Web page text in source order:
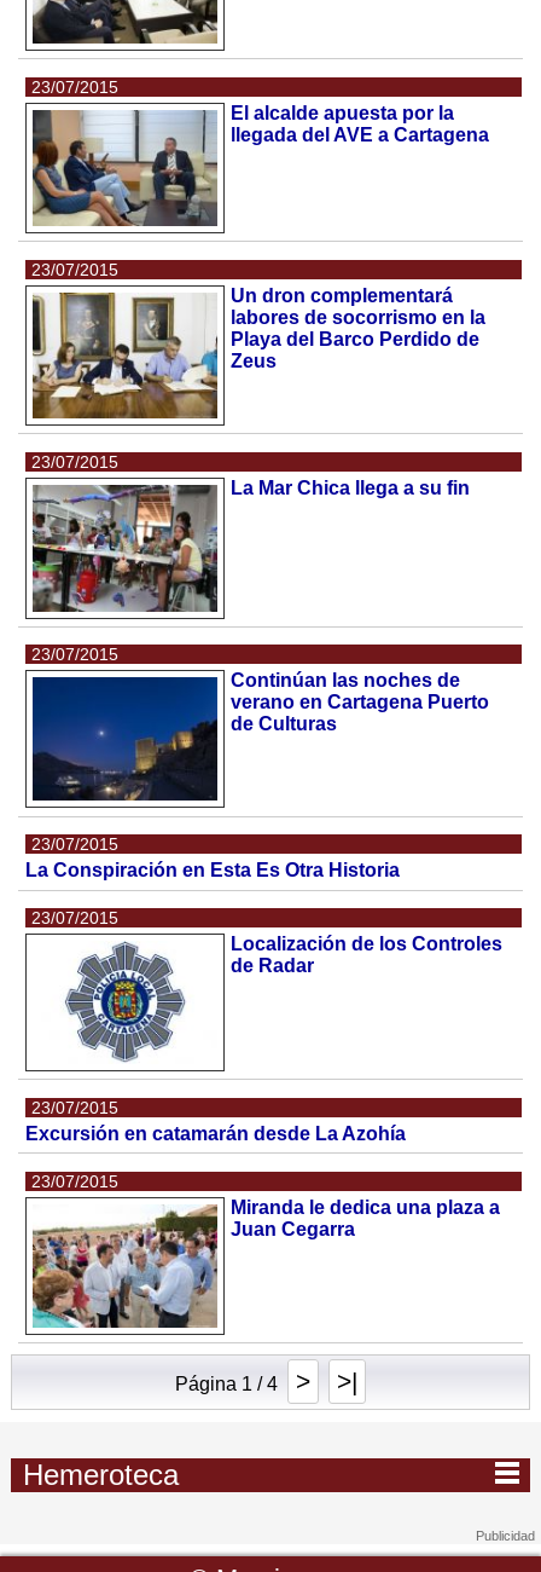
23/07/2015
El alcalde apuesta por la
llegada del AVE a Cartagena
23/07/2015
Un dron complementará
labores de socorrismo en la
Playa del Barco Perdido de
Zeus
23/07/2015
La Mar Chica llega a su fin
23/07/2015
Continúan las noches de
verano en Cartagena Puerto
de Culturas
23/07/2015
La Conspiración en Esta Es Otra Historia
23/07/2015
Localización de los Controles
de Radar
23/07/2015
Excursión en catamarán desde La Azohía
23/07/2015
Miranda le dedica una plaza a
Juan Cegarra
Página 1 / 4 > >|
Hemeroteca